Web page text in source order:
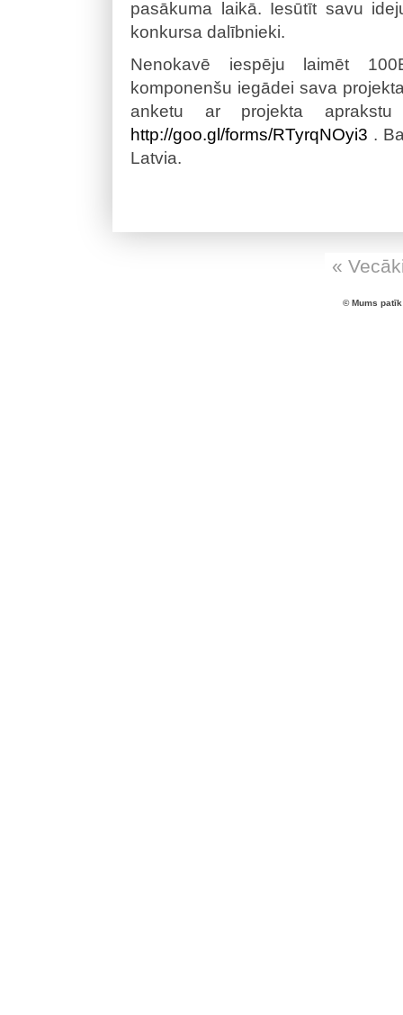
pasākuma laikā. Iesūtīt savu
konkursa dalībnieki.
Nenokavē iespēju laimēt
komponenšu iegādei sava
anketu ar projekta
http://goo.gl/forms/RTyrqNOyi3 .
Latvia.
«
© Mums